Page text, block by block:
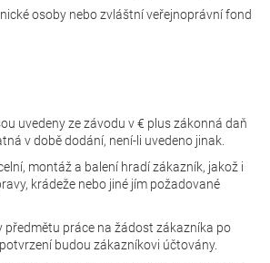
osoby nebo zvláštní veřejnoprávní fond
uvedeny ze závodu v € plus zákonná daň
v době dodání, není-li uvedeno jinak.
montáž a balení hradí zákazník, jakož i
krádeže nebo jiné jím požadované
předmětu práce na žádost zákazníka po
budou zákazníkovi účtovány.